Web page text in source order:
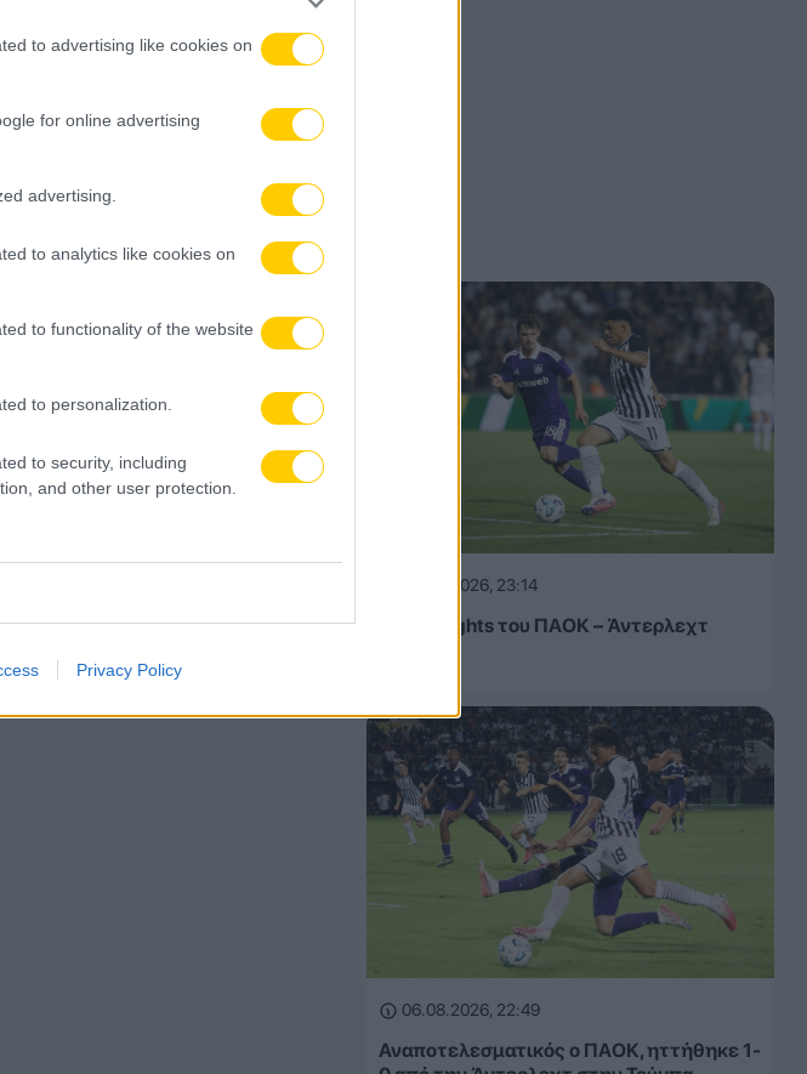
to advertising like cookies on
for online advertising
advertising.
to analytics like cookies on
to functionality of the website
to personalization.
to security, including
and other user protection.
Privacy Policy
06.08.2026, 23:14
Τα highlights του ΠΑΟΚ – Άντερλεχτ
06.08.2026, 22:49
Αναποτελεσματικός ο ΠΑΟΚ, ηττήθηκε 1-